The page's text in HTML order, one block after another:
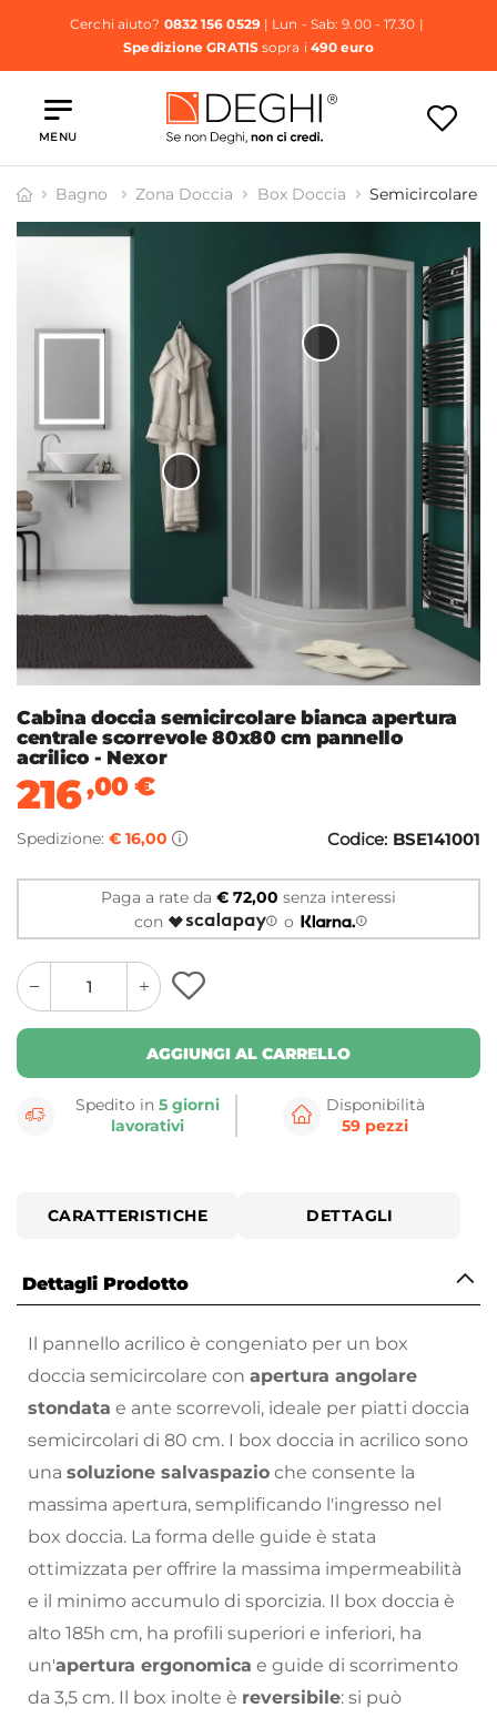
Cerchi aiuto? 0832 156 0529| Lun - Sab: 9.00 - 17.30 |
Spedizione GRATISsopra i 490 euro
MENU
Bagno Zona Doccia Box Doccia Semicircolare
Cabina doccia semicircolare bianca apertura
centrale scorrevole 80x80 cm pannello
acrilico - Nexor
216,00€
Spedizione: € 16,00 Codice: BSE141001
Paga a rate da € 72,00 senza interessi
con
o
quantity
button
quantity
minus
button
AGGIUNGI AL CARRELLO
Spedito in5 giorni
lavorativi
Disponibilità
59 pezzi
CARATTERISTICHE DETTAGLI
Dettagli Prodotto
Il pannello acrilico è congeniato per un box
doccia semicircolare con apertura angolare
stondata e ante scorrevoli, ideale per piatti doccia
semicircolari di 80 cm. I box doccia in acrilico sono
una soluzione salvaspazio che consente la
massima apertura, semplificando l'ingresso nel
box doccia. La forma delle guide è stata
ottimizzata per offrire la massima impermeabilità
e il minimo accumulo di sporcizia. Il box doccia è
alto 185h cm, ha profili superiori e inferiori, ha
un'apertura ergonomica e guide di scorrimento
da 3,5 cm. Il box inolte è reversibile: si può